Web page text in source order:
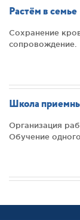
Растём в семье
Сохранение
сопровождение.
Школа
Организация
Обучение